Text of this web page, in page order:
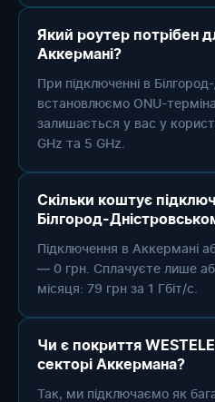
Який роутер потрібен
Аккермані?
При підключенні в
встановлюємо ONU-
залишається у вас у
GHz та 5 GHz.
Скільки коштує
Білгород-
Підключення в Аккермані
— 0 грн. Сплачуєте лише
місяця: 79 грн за 1 Гбіт/с.
Чи є покриття
секторі Аккермана?
Так, ми підключаємо як